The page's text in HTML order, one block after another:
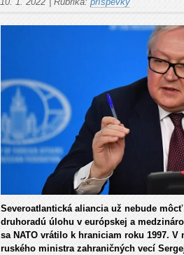
Severoatlantická aliancia už nebude
druhoradú úlohu v európskej a
sa NATO vrátilo k hraniciam roku 1997.
ruského ministra zahraničných vecí